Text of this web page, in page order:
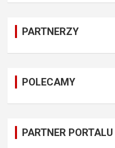
PARTNERZY
POLECAMY
PARTNER PORTALU